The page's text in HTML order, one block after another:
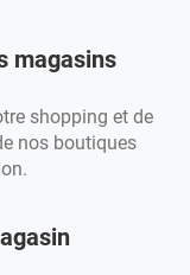
magasins
shopping et de
nos boutiques